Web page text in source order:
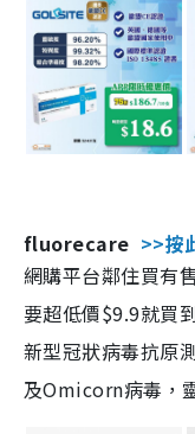
fluorecare >>按
網購平台鄰住買有
要超低價$9.9就買
新型冠狀病毒抗原
及Omicorn病毒，